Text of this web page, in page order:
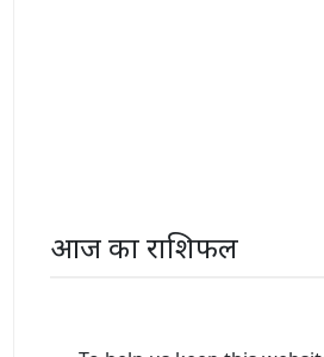
आज का राशिफल